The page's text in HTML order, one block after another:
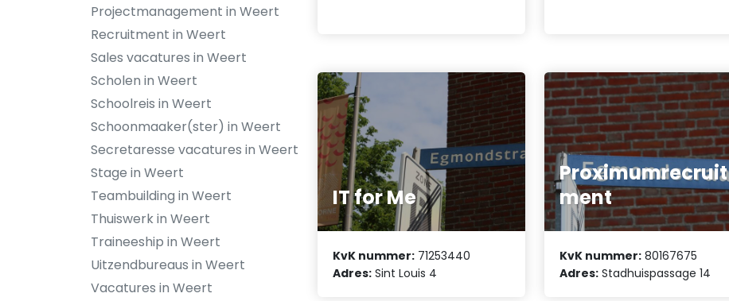
Projectmanagement in Weert
Recruitment in Weert
Sales vacatures in Weert
Scholen in Weert
Schoolreis in Weert
Schoonmaaker(ster) in Weert
Secretaresse vacatures in Weert
Stage in Weert
Teambuilding in Weert
Thuiswerk in Weert
Traineeship in Weert
Uitzendbureaus in Weert
Vacatures in Weert
IT for Me
KvK nummer: 71253440
Adres: Sint Louis 4
Proximumrecruit
ment
KvK nummer: 80167675
Adres: Stadhuispassage 14